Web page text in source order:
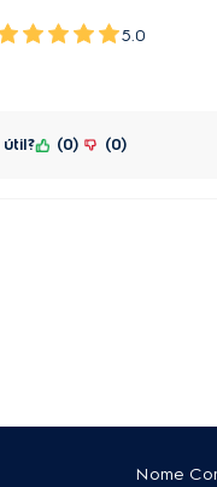
5.0
0 0
Nome